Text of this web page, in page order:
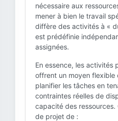
nécessaire aux
mener à bien le travail
diffère des activités à «
est prédéfinie
assignées.
En essence, les activités
offrent un moyen flexible
planifier les tâches en
contraintes réelles de
capacité des
de projet de :